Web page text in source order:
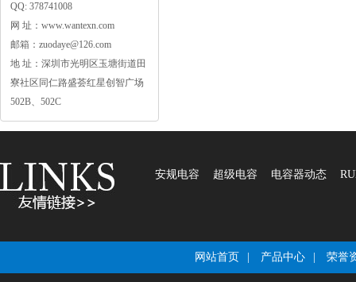
QQ:378741008
网址：www.wantexn.com
邮箱：zuodaye@126.com
地址：深圳市光明区玉塘街道田
寮社区同仁路盛荟红星创智广场
502B、502C
安规电容 超级电容 电容器动态
网站首页 产品中心 荣誉